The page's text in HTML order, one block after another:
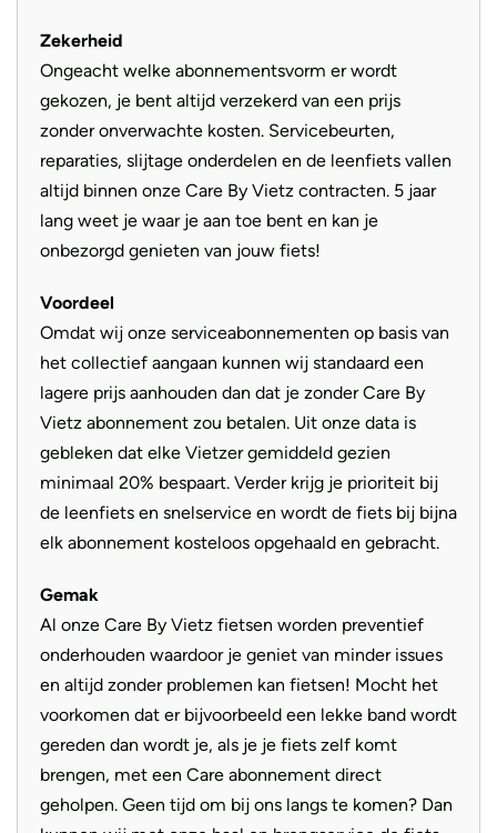
Zekerheid
Ongeacht welke abonnementsvorm er wordt
gekozen, je bent altijd verzekerd van een prijs
zonder onverwachte kosten. Servicebeurten,
reparaties, slijtage onderdelen en de leenfiets vallen
altijd binnen onze Care By Vietz contracten. 5 jaar
lang weet je waar je aan toe bent en kan je
onbezorgd genieten van jouw fiets!
Voordeel
Omdat wij onze serviceabonnementen op basis van
het collectief aangaan kunnen wij standaard een
lagere prijs aanhouden dan dat je zonder Care By
Vietz abonnement zou betalen. Uit onze data is
gebleken dat elke Vietzer gemiddeld gezien
minimaal 20% bespaart. Verder krijg je prioriteit bij
de leenfiets en snelservice en wordt de fiets bij bijna
elk abonnement kosteloos opgehaald en gebracht.
Gemak
Al onze Care By Vietz fietsen worden preventief
onderhouden waardoor je geniet van minder issues
en altijd zonder problemen kan fietsen! Mocht het
voorkomen dat er bijvoorbeeld een lekke band wordt
gereden dan wordt je, als je je fiets zelf komt
brengen, met een Care abonnement direct
geholpen. Geen tijd om bij ons langs te komen? Dan